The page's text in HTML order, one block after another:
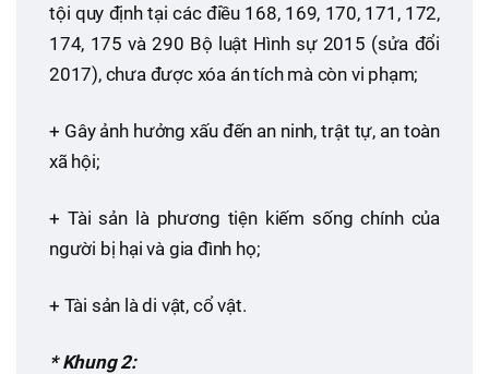
tội quy định tại các điều 168, 169, 170, 171, 172,
174, 175 và 290 Bộ luật Hình sự 2015 (sửa đổi
2017), chưa được xóa án tích mà còn vi phạm;
+ Gây ảnh hưởng xấu đến an ninh, trật tự, an toàn
xã hội;
+ Tài sản là phương tiện kiếm sống chính của
người bị hại và gia đình họ;
+ Tài sản là di vật, cổ vật.
* Khung 2: